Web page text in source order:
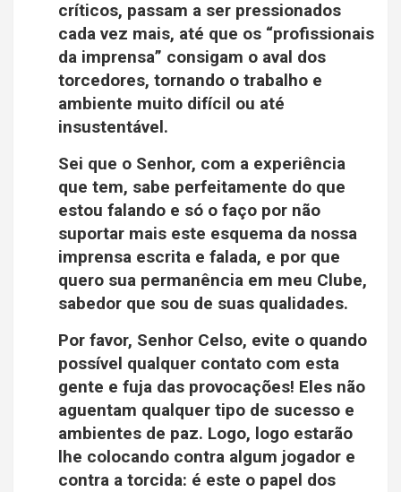
críticos, passam a ser pressionados
cada vez mais, até que os “profissionais
da imprensa” consigam o aval dos
torcedores, tornando o trabalho e
ambiente muito difícil ou até
insustentável.
Sei que o Senhor, com a experiência
que tem, sabe perfeitamente do que
estou falando e só o faço por não
suportar mais este esquema da nossa
imprensa escrita e falada, e por que
quero sua permanência em meu Clube,
sabedor que sou de suas qualidades.
Por favor, Senhor Celso, evite o quando
possível qualquer contato com esta
gente e fuja das provocações! Eles não
aguentam qualquer tipo de sucesso e
ambientes de paz. Logo, logo estarão
lhe colocando contra algum jogador e
contra a torcida: é este o papel dos